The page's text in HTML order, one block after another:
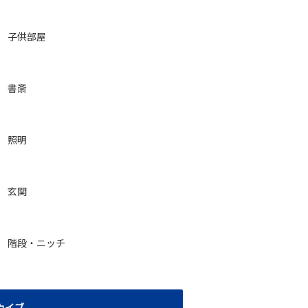
子供部屋
書斎
照明
玄関
階段・ニッチ